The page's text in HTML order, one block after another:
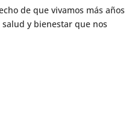
de que vivamos más años
y bienestar que nos